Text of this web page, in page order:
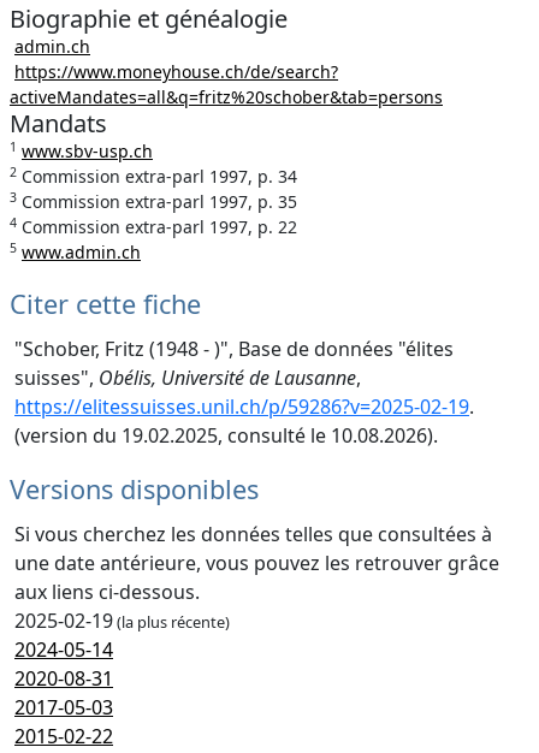
Biographie et généalogie
admin.ch
https://www.moneyhouse.ch/de/search?
activeMandates=all&q=fritz%20schober&tab=persons
Mandats
1 www.sbv-usp.ch
2 Commission extra-parl 1997, p. 34
3 Commission extra-parl 1997, p. 35
4 Commission extra-parl 1997, p. 22
5 www.admin.ch
Citer cette fiche
"Schober, Fritz (1948 - )", Base de données "élites
suisses", Obélis, Université de Lausanne,
https://elitessuisses.unil.ch/p/59286?v=2025-02-19.
(version du 19.02.2025, consulté le 10.08.2026).
Versions disponibles
Si vous cherchez les données telles que consultées à
une date antérieure, vous pouvez les retrouver grâce
aux liens ci-dessous.
2025-02-19(la plus récente)
2024-05-14
2020-08-31
2017-05-03
2015-02-22